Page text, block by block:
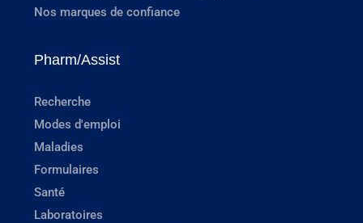
Nos marques de confiance
Pharm/Assist
Recherche
Modes d'emploi
Maladies
Formulaires
Santé
Laboratoires